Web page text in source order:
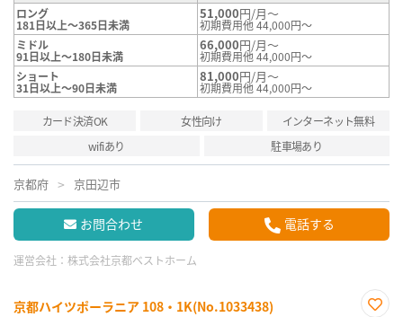
ロング
181日以上～365日未満
51,000円/月～
初期費用他 44,000円～
ミドル
91日以上～180日未満
66,000円/月～
初期費用他 44,000円～
ショート
31日以上～90日未満
81,000円/月～
初期費用他 44,000円～
カード決済OK 女性向け
インターネット無料
wifiあり
駐車場あり
京都府 京田辺市
お問合わせ 電話する
運営会社： 株式会社京都ベストホーム
京都ハイツポーラニア 108・1K(No.1033438)